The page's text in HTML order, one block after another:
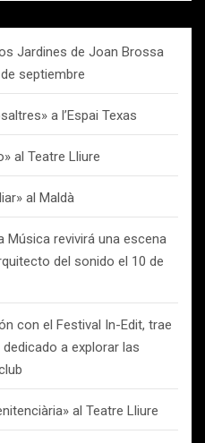
Jardines de Joan Brossa
septiembre
a l’Espai Texas
al Teatre Lliure
al Maldà
Música revivirá una escena
del sonido el 10 de
con el Festival In-Edit, trae
a explorar las
al Teatre Lliure